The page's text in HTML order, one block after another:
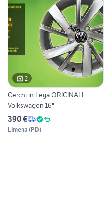
2
Cerchi in Lega ORIGINALI
Volkswagen 16"
390 €
Limena (PD)